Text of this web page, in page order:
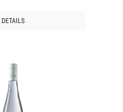
DETAILS